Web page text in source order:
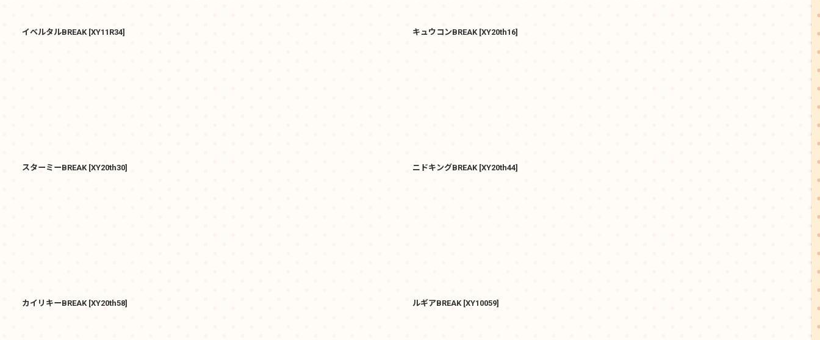
イベルタルBREAK [XY11R34] キュウコンBREAK [XY20th16]
スターミーBREAK [XY20th30] ニドキングBREAK [XY20th44]
カイリキーBREAK [XY20th58] ルギアBREAK [XY10059]